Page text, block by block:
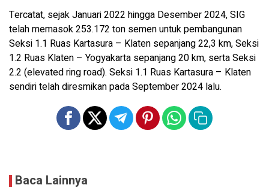
Tercatat, sejak Januari 2022 hingga Desember 2024, SIG
telah memasok 253.172 ton semen untuk pembangunan
Seksi 1.1 Ruas Kartasura – Klaten sepanjang 22,3 km, Seksi
1.2 Ruas Klaten – Yogyakarta sepanjang 20 km, serta Seksi
2.2 (elevated ring road). Seksi 1.1 Ruas Kartasura – Klaten
sendiri telah diresmikan pada September 2024 lalu.
Baca Lainnya